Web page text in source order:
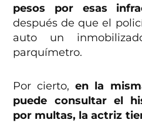
pesos por esas
después de que el
auto un
parquímetro.
Por cierto,en la
puede consultar el
por multas, la actriz